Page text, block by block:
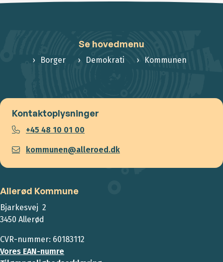
Se hovedmenu
Borger Demokrati Kommunen
Kontaktoplysninger
+45 48 10 01 00
kommunen@alleroed.dk
Allerød Kommune
Bjarkesvej 2
3450 Allerød
CVR-nummer: 60183112
Vores EAN-numre